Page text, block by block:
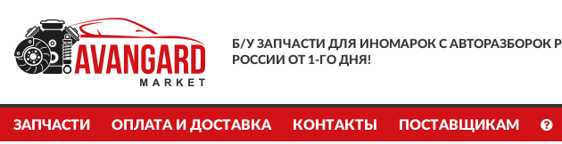
Б/У ЗАПЧАСТИ ДЛЯ ИНОМАРОК С АВТОРАЗБОРОК
РОССИИ ОТ 1-ГО ДНЯ!
ЗАПЧАСТИ ОПЛАТА И ДОСТАВКА КОНТАКТЫ ПОСТАВЩИКАМ